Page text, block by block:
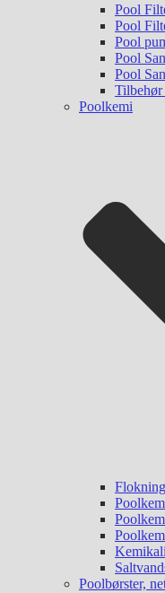
Pool
Pool
Pool
Pool
Pool
Poolkemi
Poolbørster,